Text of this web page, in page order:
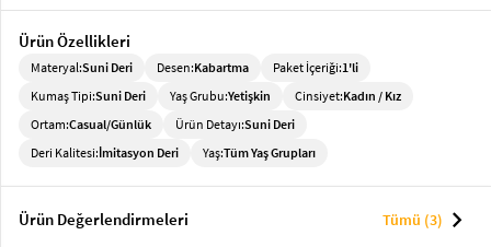
Ürün Özellikleri
Materyal:Suni Deri Desen:Kabartma Paket İçeriği:1'li
Kumaş Tipi:Suni Deri Yaş Grubu:Yetişkin Cinsiyet:Kadın / Kız
Ortam:Casual/Günlük Ürün Detayı:Suni Deri
Deri Kalitesi:İmitasyon Deri Yaş:Tüm Yaş Grupları
Ürün Değerlendirmeleri Tümü (3) chevron_right